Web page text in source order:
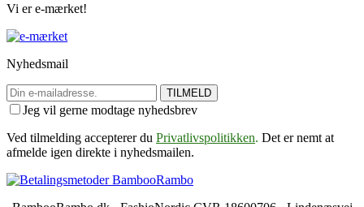
Vi er e-mærket!
Nyhedsmail
TILMELD
Jeg vil gerne modtage nyhedsbrev
Ved tilmelding accepterer du Privatlivspolitikken. Det er nemt at
afmelde igen direkte i nyhedsmailen.